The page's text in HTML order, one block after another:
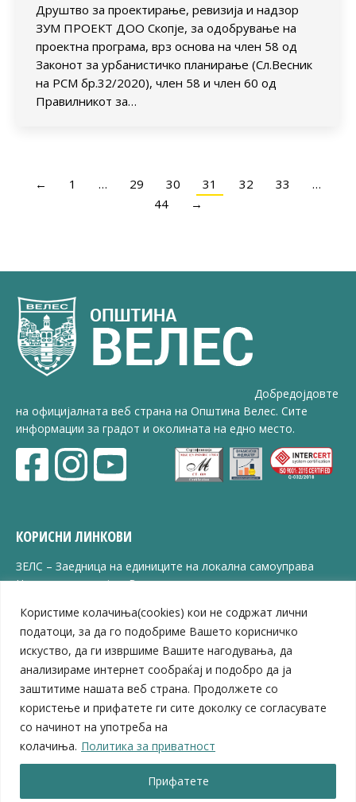
Користиме колачиња(cookies) кои не содржат лични
податоци, за да го подобриме Вашето корисничко
искуство, да ги извршиме Вашите нагодувања, да
анализираме интернет сообраќај и подобро да ја
заштитиме нашата веб страна. Продолжете со
користење и прифатете ги сите доколку се согласувате
со начинот на употреба на
колачиња. Политика за приватност
Прифатете
Друштво за проектирање, ревизија и надзор
ЗУМ ПРОЕКТ ДОО Скопје, за одобрување на
проектна програма, врз основа на член 58 од
Законот за урбанистичко планирање (Сл.Весник
на РСМ бр.32/2020), член 58 и член 60 од
Правилникот за…
← 1 … 29 30 31 32 33
…
44
→
Добредојдовте
на официјалната веб страна на Општина Велес. Сите
информации за градот и околината на едно место.
КОРИСНИ ЛИНКОВИ
ЗЕЛС – Заедница на единиците на локална самоуправа
Центар за развој на Вардарски плански регион
ЈПССО „Парк – спорт и паркинзи“
ЛБ „Гоце Делчев“
ЛУ „Народен Музеј“
Влада на Република Северна Македонија
Собрание на Република Северна Македонија
Министерство за финансии
Министерство за транспорт
Министерство за локална самоуправа
Министерство за јавна администрација
Министерство за образование и наука